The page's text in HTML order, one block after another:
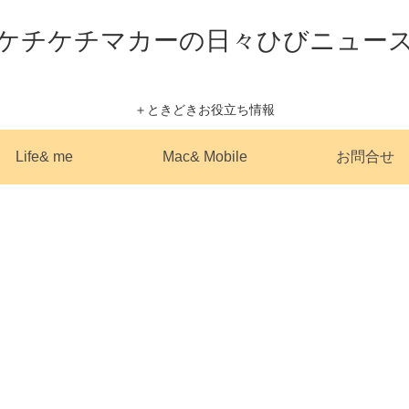
チケチマカーの日々ひびニュース
＋ときどきお役立ち情報
Life& me Mac& Mobile お問合せ